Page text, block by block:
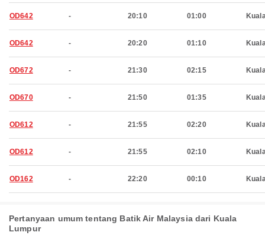
OD642 - 20:10 01:00
OD642 - 20:20 01:10
OD672 - 21:30 02:15
OD670 - 21:50 01:35
OD612 - 21:55 02:20
OD612 - 21:55 02:10
OD162 - 22:20 00:10
Pertanyaan umum tentang Batik Air Malaysia dari Kuala
Lumpur